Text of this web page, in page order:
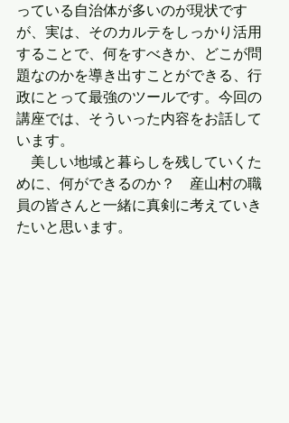
っている自治体が多いのが現状です
が、実は、そのカルテをしっかり活用
することで、何をすべきか、どこが問
題なのかを導き出すことができる、行
政にとって最強のツールです。今回の
講座では、そういった内容をお話して
います。
美しい地域と暮らしを残していくた
めに、何ができるのか？　産山村の職
員の皆さんと一緒に真剣に考えていき
たいと思います。